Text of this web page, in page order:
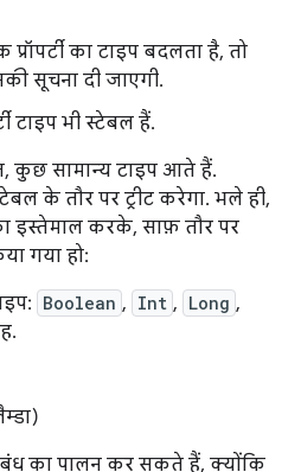
का टाइप बदलता है, तो
सूचना दी जाएगी.
टाइप भी स्टेबल हैं.
कुछ सामान्य टाइप आते हैं.
के तौर पर ट्रीट करेगा. भले ही,
इस्तेमाल करके, साफ़ तौर पर
गया हो:
Boolean , Int , Long ,
का पालन कर सकते हैं, क्योंकि